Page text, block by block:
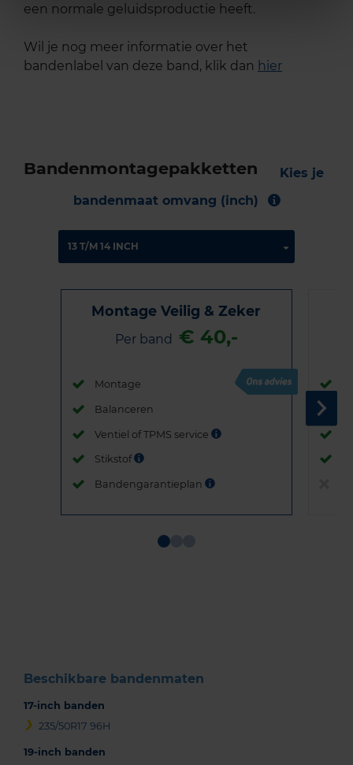
een normale geluidsproductie heeft.
Wil je nog meer informatie over het
bandenlabel van deze band, klik dan hier
Bandenmontagepakketten
Kies je
bandenmaat omvang (inch)
Montage Veilig & Zeker
Per band € 40,-
Montage
Balanceren
Ventiel of TPMS service
Stikstof
Bandengarantieplan
Beschikbare bandenmaten
17-inch banden
235/50R17 96H
19-inch banden